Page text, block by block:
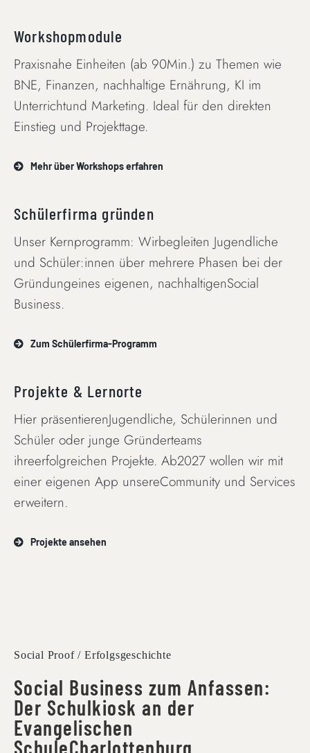
Workshopmodule
Praxisnahe Einheiten (ab 90Min.) zu Themen wie
BNE, Finanzen, nachhaltige Ernährung, KI im
Unterrichtund Marketing. Ideal für den direkten
Einstieg und Projekttage.
Mehr über Workshops erfahren
Schülerfirma gründen
Unser Kernprogramm: Wirbegleiten Jugendliche
und Schüler:innen über mehrere Phasen bei der
Gründungeines eigenen, nachhaltigenSocial
Business.
Zum Schülerfirma-Programm
Projekte & Lernorte
Hier präsentierenJugendliche, Schülerinnen und
Schüler oder junge Gründerteams
ihreerfolgreichen Projekte. Ab2027 wollen wir mit
einer eigenen App unsereCommunity und Services
erweitern.
Projekte ansehen
Social Proof / Erfolgsgeschichte
Social Business zum Anfassen:
Der Schulkiosk an der
Evangelischen
SchuleCharlottenburg